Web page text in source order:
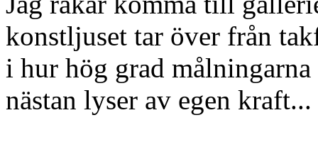
konstljuset tar över från
i hur hög grad
nästan lyser av egen kraft...